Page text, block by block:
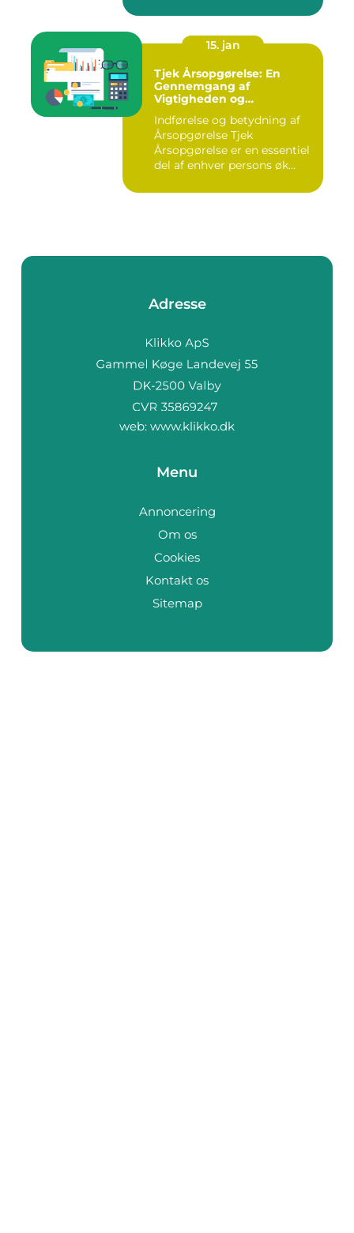
15. jan
Tjek Årsopgørelse: En
Gennemgang af
Vigtigheden og
Indførelse og betydning af
Årsopgørelse Tjek
Årsopgørelse er en essentiel
del af enhver persons øk...
Adresse
web: www.klikko.dk
Menu
Annoncering
Om os
Cookies
Kontakt os
Sitemap